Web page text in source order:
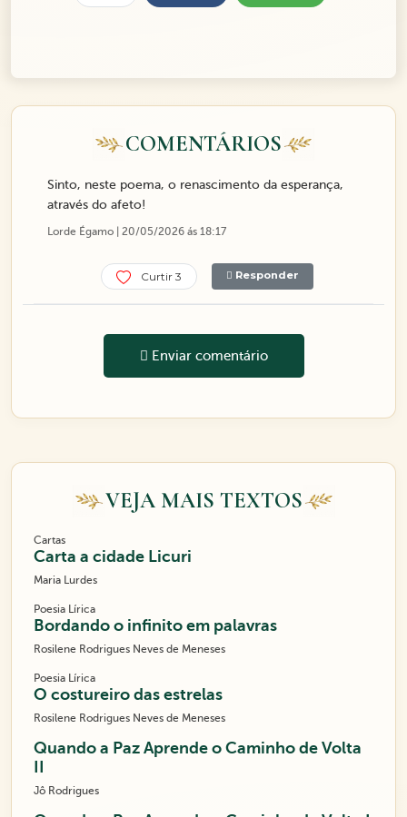
COMENTÁRIOS
Sinto, neste poema, o renascimento da esperança,
através do afeto!
Lorde Égamo | 20/05/2026 ás 18:17
Curtir 3 Responder
Enviar comentário
VEJA MAIS TEXTOS
Cartas
Carta a cidade Licuri
Maria Lurdes
Poesia Lírica
Bordando o infinito em palavras
Rosilene Rodrigues Neves de Meneses
Poesia Lírica
O costureiro das estrelas
Rosilene Rodrigues Neves de Meneses
Quando a Paz Aprende o Caminho de Volta
Jô Rodrigues